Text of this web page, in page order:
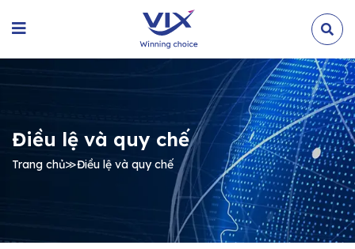
Điều lệ và quy chế
Trang chủ≫Điều lệ và quy chế